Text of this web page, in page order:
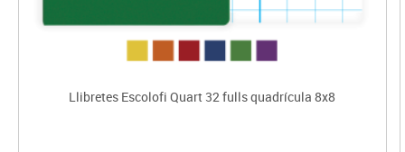
Llibretes Escolofi Quart 32 fulls quadrícula 8x8